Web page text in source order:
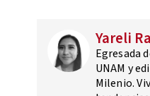
Yareli
Egresada
UNAM y
Milenio.